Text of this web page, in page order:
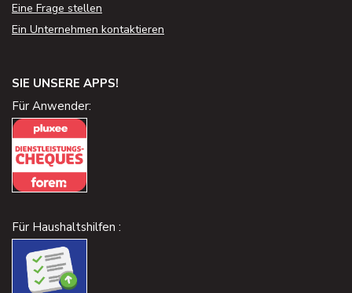
Eine Frage stellen
Ein Unternehmen kontaktieren
SIE UNSERE APPS!
Für Anwender:
Für Haushaltshilfen :